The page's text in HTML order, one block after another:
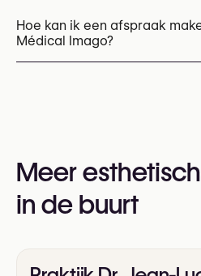
Injections voor de lippen
RF behandeling
Skinboosters
Hoe kan ik een afspraak
Médical Imago?
https://imago-esthetique.be/
Meer
in de buurt